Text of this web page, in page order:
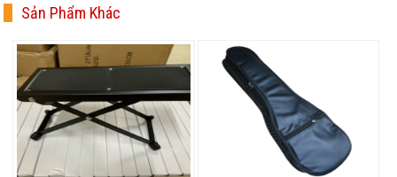
Sản Phẩm Khác